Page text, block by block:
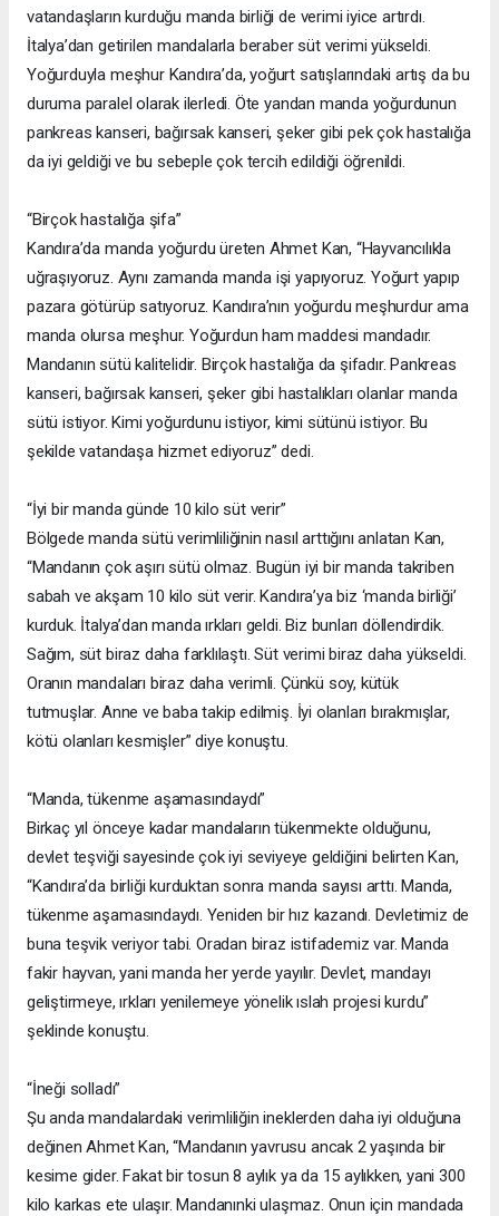
vatandaşların kurduğu manda birliği de verimi iyice artırdı.
İtalya’dan getirilen mandalarla beraber süt verimi yükseldi.
Yoğurduyla meşhur Kandıra’da, yoğurt satışlarındaki artış da bu
duruma paralel olarak ilerledi. Öte yandan manda yoğurdunun
pankreas kanseri, bağırsak kanseri, şeker gibi pek çok hastalığa
da iyi geldiği ve bu sebeple çok tercih edildiği öğrenildi.
“Birçok hastalığa şifa”
Kandıra’da manda yoğurdu üreten Ahmet Kan, “Hayvancılıkla
uğraşıyoruz. Aynı zamanda manda işi yapıyoruz. Yoğurt yapıp
pazara götürüp satıyoruz. Kandıra’nın yoğurdu meşhurdur ama
manda olursa meşhur. Yoğurdun ham maddesi mandadır.
Mandanın sütü kalitelidir. Birçok hastalığa da şifadır. Pankreas
kanseri, bağırsak kanseri, şeker gibi hastalıkları olanlar manda
sütü istiyor. Kimi yoğurdunu istiyor, kimi sütünü istiyor. Bu
şekilde vatandaşa hizmet ediyoruz” dedi.
“İyi bir manda günde 10 kilo süt verir”
Bölgede manda sütü verimliliğinin nasıl arttığını anlatan Kan,
“Mandanın çok aşırı sütü olmaz. Bugün iyi bir manda takriben
sabah ve akşam 10 kilo süt verir. Kandıra’ya biz ‘manda birliği’
kurduk. İtalya’dan manda ırkları geldi. Biz bunları döllendirdik.
Sağım, süt biraz daha farklılaştı. Süt verimi biraz daha yükseldi.
Oranın mandaları biraz daha verimli. Çünkü soy, kütük
tutmuşlar. Anne ve baba takip edilmiş. İyi olanları bırakmışlar,
kötü olanları kesmişler” diye konuştu.
“Manda, tükenme aşamasındaydı”
Birkaç yıl önceye kadar mandaların tükenmekte olduğunu,
devlet teşviği sayesinde çok iyi seviyeye geldiğini belirten Kan,
“Kandıra’da birliği kurduktan sonra manda sayısı arttı. Manda,
tükenme aşamasındaydı. Yeniden bir hız kazandı. Devletimiz de
buna teşvik veriyor tabi. Oradan biraz istifademiz var. Manda
fakir hayvan, yani manda her yerde yayılır. Devlet, mandayı
geliştirmeye, ırkları yenilemeye yönelik ıslah projesi kurdu”
şeklinde konuştu.
“İneği solladı”
Şu anda mandalardaki verimliliğin ineklerden daha iyi olduğuna
değinen Ahmet Kan, “Mandanın yavrusu ancak 2 yaşında bir
kesime gider. Fakat bir tosun 8 aylık ya da 15 aylıkken, yani 300
kilo karkas ete ulaşır. Mandanınki ulaşmaz. Onun için mandada